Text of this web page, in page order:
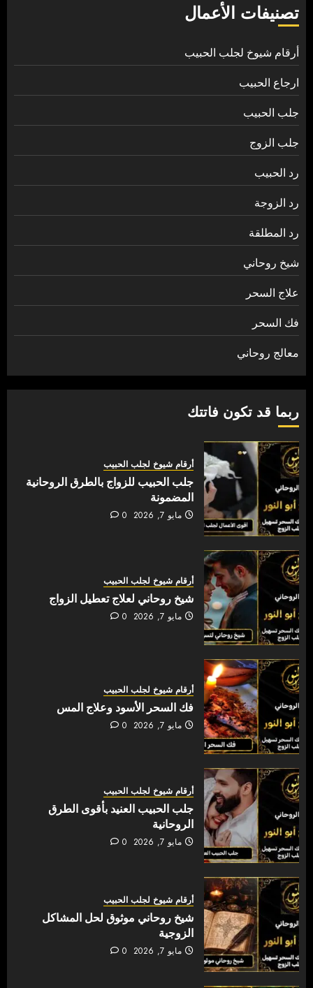
تصنيفات الأعمال
أرقام شيوخ لجلب الحبيب
ارجاع الحبيب
جلب الحبيب
جلب الزوج
رد الحبيب
رد الزوجة
رد المطلقة
شيخ روحاني
علاج السحر
فك السحر
معالج روحاني
ربما قد تكون فاتتك
أرقام شيوخ لجلب الحبيب
جلب الحبيب للزواج بالطرق الروحانية
المضمونة
مايو 7, 2026 0
أرقام شيوخ لجلب الحبيب
شيخ روحاني لعلاج تعطيل الزواج
مايو 7, 2026 0
أرقام شيوخ لجلب الحبيب
فك السحر الأسود وعلاج المس
مايو 7, 2026 0
أرقام شيوخ لجلب الحبيب
جلب الحبيب العنيد بأقوى الطرق
الروحانية
مايو 7, 2026 0
أرقام شيوخ لجلب الحبيب
شيخ روحاني موثوق لحل المشاكل
الزوجية
مايو 7, 2026 0